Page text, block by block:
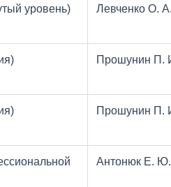
уровень)
Левченко О.
Прошунин П.
Прошунин П.
Антонюк Е. Ю.